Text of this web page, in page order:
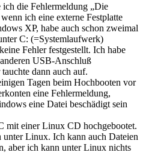
ich die Fehlermeldung „Die
ich eine externe Festplatte
XP, habe auch schon zweimal
C: (=Systemlaufwerk)
Fehler festgestellt. Ich habe
USB-Anschluß
dann auch auf.
Tagen beim Hochbooten vor
eine Fehlermeldung,
eine Datei beschädigt sein
mit einer Linux CD hochgebootet.
unter Linux. Ich kann auch Dateien
aber ich kann unter Linux nichts